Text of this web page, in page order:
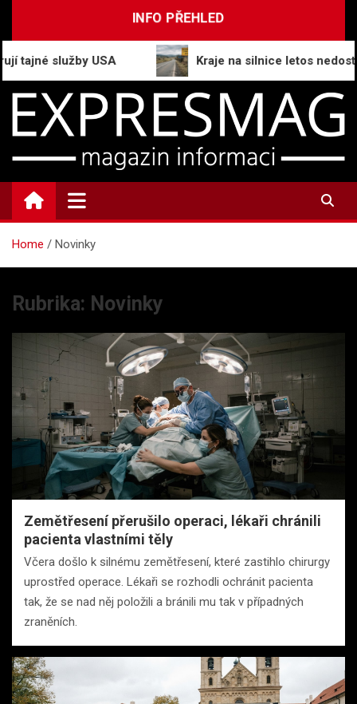
INFO PŘEHLED
USA Kraje na silnice letos nedostanou z
ExpresMag.cz
Informační magazín
Home Novinky
Rubrika: Novinky
Zemětřesení přerušilo operaci, lékaři chránili
pacienta vlastními těly
Včera došlo k silnému zemětřesení, které zastihlo chirurgy
uprostřed operace. Lékaři se rozhodli ochránit pacienta
tak, že se nad něj položili a bránili mu tak v případných
zraněních.